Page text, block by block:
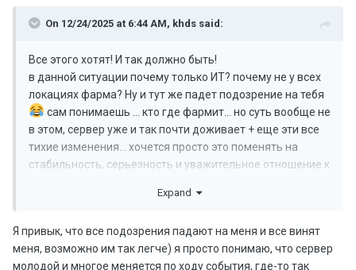
On 12/24/2025 at 6:44 AM, khds said:
Все этого хотят! И так должно быть!
в данной ситуации почему только ИТ? почему не у всех
локациях фарма? Ну и тут же падет подозрение на тебя
сам понимаешь … кто где фармит… но суть вообще не
в этом, сервер уже и так почти доживает + еще эти все
тихие изменения… хочется просто это поменять на
стабильность, серьезность и уважительное отношение к
Expand
Я привык, что все подозрения падают на меня и все винят
меня, возможно им так легче) я просто понимаю, что сервер
молодой и многое меняется по ходу события, где-то так